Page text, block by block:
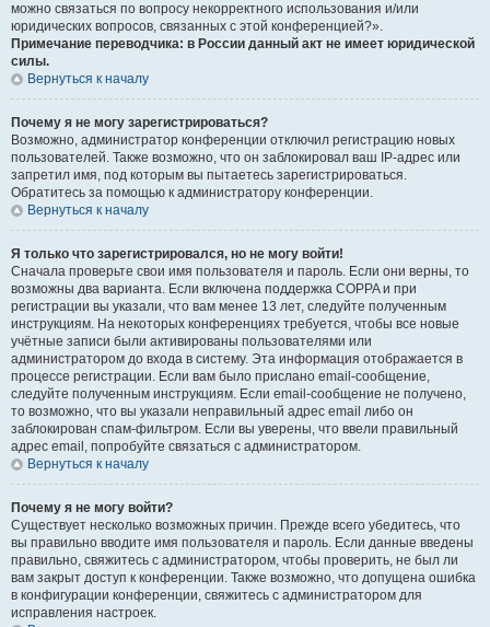
можно связаться по вопросу некорректного использования и/или
юридических вопросов, связанных с этой конференцией?».
Примечание переводчика: в России данный акт не имеет юридической
силы.
Вернуться к началу
Почему я не могу зарегистрироваться?
Возможно, администратор конференции отключил регистрацию новых
пользователей. Также возможно, что он заблокировал ваш IP-адрес или
запретил имя, под которым вы пытаетесь зарегистрироваться.
Обратитесь за помощью к администратору конференции.
Вернуться к началу
Я только что зарегистрировался, но не могу войти!
Сначала проверьте свои имя пользователя и пароль. Если они верны, то
возможны два варианта. Если включена поддержка COPPA и при
регистрации вы указали, что вам менее 13 лет, следуйте полученным
инструкциям. На некоторых конференциях требуется, чтобы все новые
учётные записи были активированы пользователями или
администратором до входа в систему. Эта информация отображается в
процессе регистрации. Если вам было прислано email-сообщение,
следуйте полученным инструкциям. Если email-сообщение не получено,
то возможно, что вы указали неправильный адрес email либо он
заблокирован спам-фильтром. Если вы уверены, что ввели правильный
адрес email, попробуйте связаться с администратором.
Вернуться к началу
Почему я не могу войти?
Существует несколько возможных причин. Прежде всего убедитесь, что
вы правильно вводите имя пользователя и пароль. Если данные введены
правильно, свяжитесь с администратором, чтобы проверить, не был ли
вам закрыт доступ к конференции. Также возможно, что допущена ошибка
в конфигурации конференции, свяжитесь с администратором для
исправления настроек.